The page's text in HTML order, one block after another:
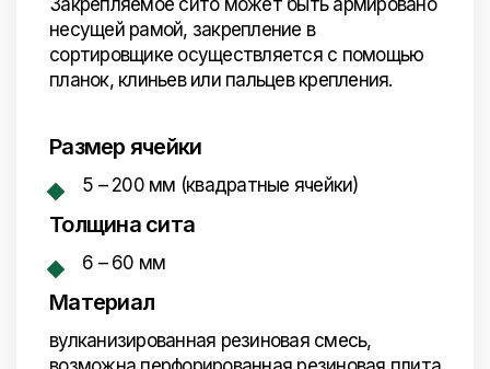
Закрепляемое сито может быть армировано
несущей рамой, закрепление в
сортировщике осуществляется с помощью
планок, клиньев или пальцев крепления.
Размер ячейки
5 – 200 мм (квадратные ячейки)
Толщина сита
6 – 60 мм
Материал
вулканизированная резиновая смесь,